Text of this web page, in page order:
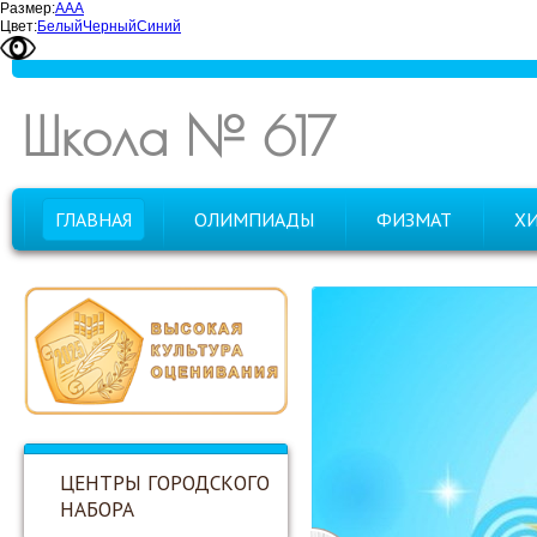
Размер:ААА
Цвет:БелыйЧерныйСиний
Школа № 617
ГЛАВНАЯ ОЛИМПИАДЫ ФИЗМАТ
ЦЕНТРЫ ГОРОДСКОГО
НАБОРА